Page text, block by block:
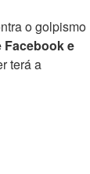
o golpismo
e
terá a